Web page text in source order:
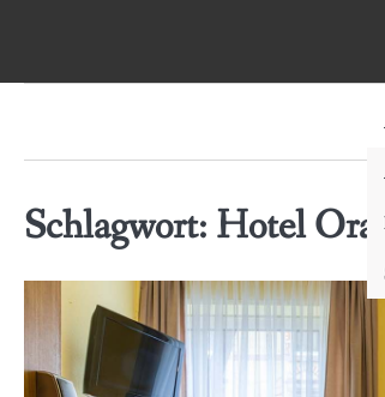
Schlagwort: Hotel